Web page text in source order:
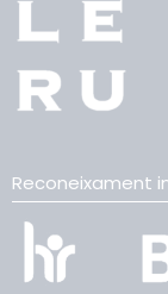
Reconeixament